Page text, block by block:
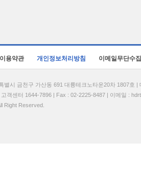
이용약관 개인정보처리방침 이메일무단수
별시 금천구 가산동 691 대륭테크노타운20차 1807
객센터 1644-7896 | Fax : 02-2225-8487 | 이메일 :
Right Reserved.